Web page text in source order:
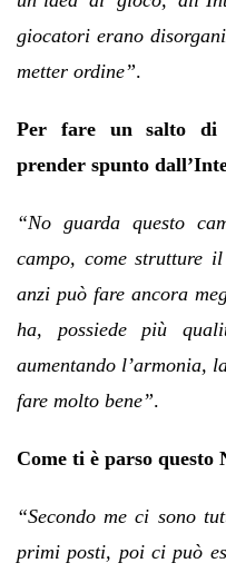
giocatori erano
metter ordine”.
Per fare un salto di
prender spunto
“No guarda questo
campo, come strutture
anzi può fare ancora
ha, possiede più
aumentando l’armonia,
fare molto bene”.
Come ti è parso questo
“Secondo me ci sono
primi posti, poi ci può